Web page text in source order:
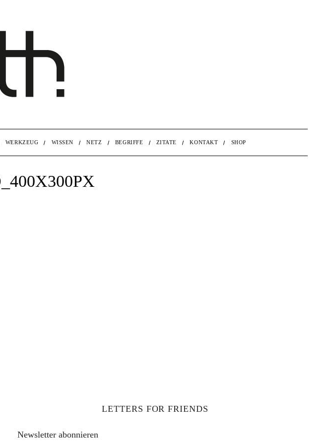
WERKZEUG WISSEN NETZ BEGRIFFE ZITATE KONTAKT SHOP
LETTERS FOR FRIENDS
Newsletter abonnieren